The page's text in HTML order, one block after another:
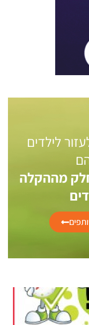
לילדים
מההקלה